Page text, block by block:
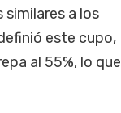
similares a los
este cupo,
al 55%, lo que